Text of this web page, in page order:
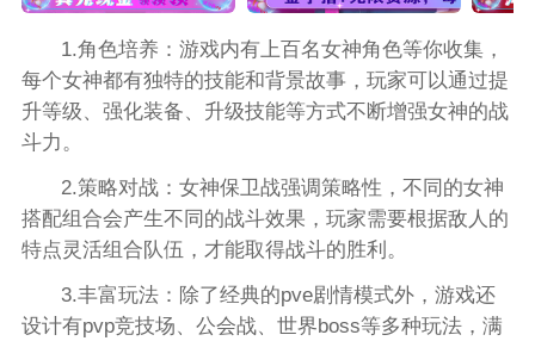
1.角色培养：游戏内有上百名女神角色等你收集，
每个女神都有独特的技能和背景故事，玩家可以通过提
升等级、强化装备、升级技能等方式不断增强女神的战
斗力。
2.策略对战：女神保卫战强调策略性，不同的女神
搭配组合会产生不同的战斗效果，玩家需要根据敌人的
特点灵活组合队伍，才能取得战斗的胜利。
3.丰富玩法：除了经典的pve剧情模式外，游戏还
设计有pvp竞技场、公会战、世界boss等多种玩法，满